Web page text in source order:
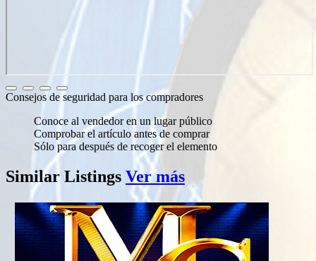
Consejos de seguridad para los compradores
Conoce al vendedor en un lugar público
Comprobar el artículo antes de comprar
Sólo para después de recoger el elemento
Similar Listings Ver más